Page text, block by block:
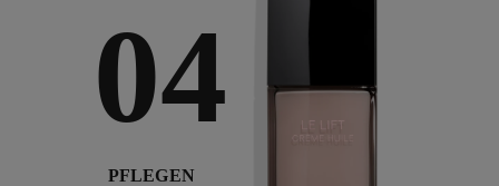
04
PFLEGEN